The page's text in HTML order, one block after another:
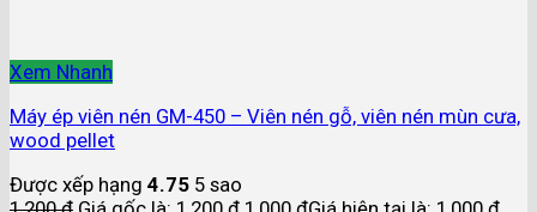
Xem Nhanh
Máy ép viên nén GM-450 – Viên nén gỗ, viên nén mùn cưa,
wood pellet
Được xếp hạng 4.75 5 sao